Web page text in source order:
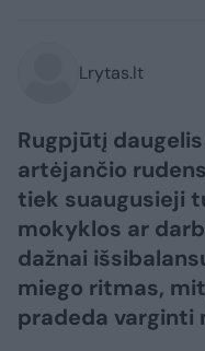
Lrytas.lt
Rugpjūtį
artėjančio
tiek suaugusieji
mokyklos ar
dažnai
miego ritmas,
pradeda varginti